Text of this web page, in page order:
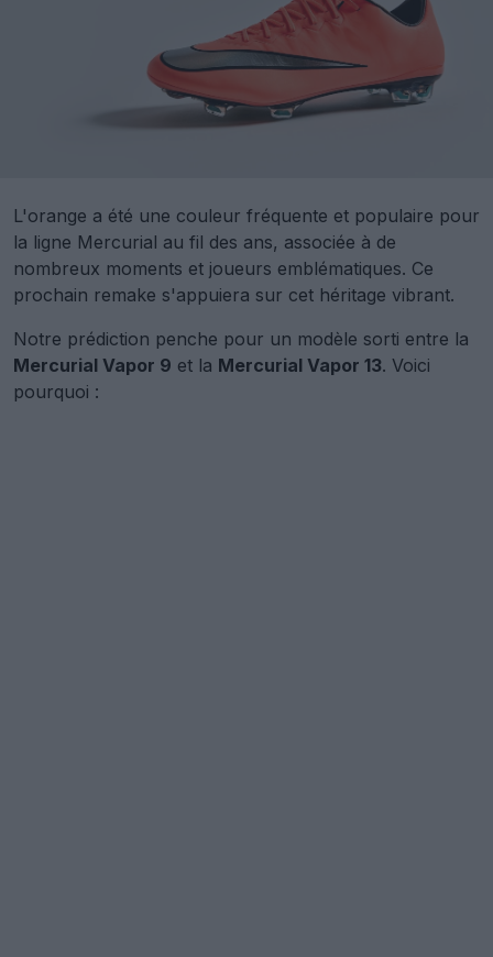
L'orange a été une couleur fréquente et populaire pour
la ligne Mercurial au fil des ans, associée à de
nombreux moments et joueurs emblématiques. Ce
prochain remake s'appuiera sur cet héritage vibrant.
Notre prédiction penche pour un modèle sorti entre la
Mercurial Vapor 9 et la Mercurial Vapor 13. Voici
pourquoi :